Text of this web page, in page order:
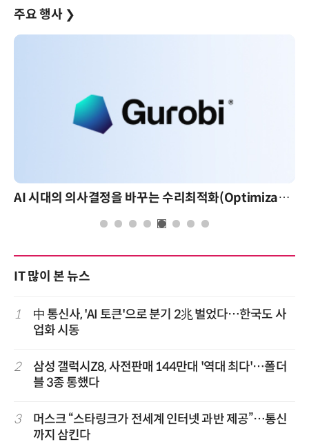
주요 행사 ❯
AI 시대의 의사결정을 바꾸는 수리최적화(Optimization): 실제 산업 적용 사례와 활용 전략
IT 많이 본 뉴스
1
中 통신사, 'AI 토큰'으로 분기 2兆 벌었다…한국도 사
업화 시동
2
삼성 갤럭시Z8, 사전판매 144만대 '역대 최다'…폴더
블 3종 통했다
3
머스크 “스타링크가 전세계 인터넷 과반 제공”…통신
까지 삼킨다